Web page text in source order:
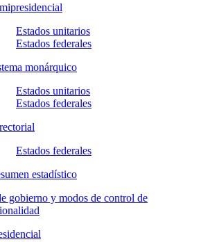
Estados unitarios
Estados federales
monárquico
Estados unitarios
Estados federales
Estados federales
estadístico
gobierno y modos de control de